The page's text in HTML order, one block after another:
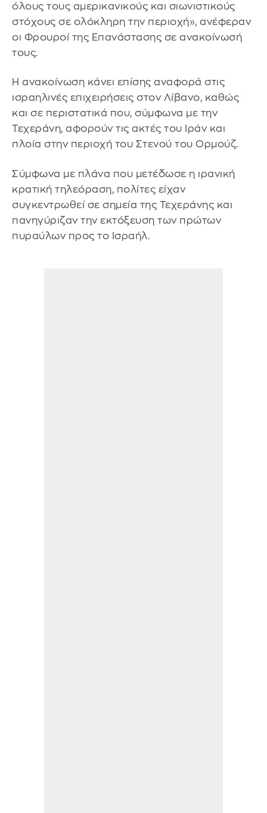
όλους τους αμερικανικούς και σιωνιστικούς
στόχους σε ολόκληρη την περιοχή», ανέφεραν
οι Φρουροί της Επανάστασης σε ανακοίνωσή
τους.
Η ανακοίνωση κάνει επίσης αναφορά στις
ισραηλινές επιχειρήσεις στον Λίβανο, καθώς
και σε περιστατικά που, σύμφωνα με την
Τεχεράνη, αφορούν τις ακτές του Ιράν και
πλοία στην περιοχή του Στενού του Ορμούζ.
Σύμφωνα με πλάνα που μετέδωσε η ιρανική
κρατική τηλεόραση, πολίτες είχαν
συγκεντρωθεί σε σημεία της Τεχεράνης και
πανηγύριζαν την εκτόξευση των πρώτων
πυραύλων προς το Ισραήλ.